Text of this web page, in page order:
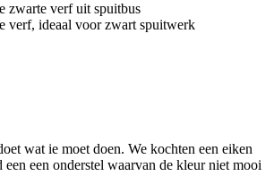
zwarte verf uit spuitbus
verf, ideaal voor zwart spuitwerk
wat ie moet doen. We kochten een eiken
een een onderstel waarvan de kleur niet mooi